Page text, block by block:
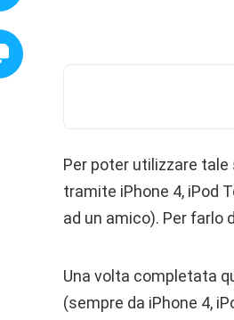
Per poter utilizzare tale
tramite iPhone 4, iPod
ad un amico). Per farlo
Una volta completata
(sempre da iPhone 4,